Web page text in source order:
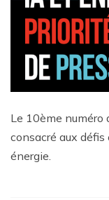
Le 10ème numéro
consacré aux
énergie.